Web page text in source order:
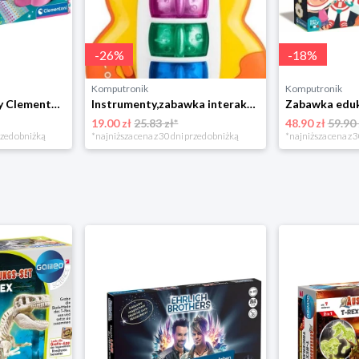
Zestaw artystyczny Clementoni Crazy chic Odjazdowe paznokcie 78771
obniżką
-26%
Komputronik
Instrumenty,zabawka interaktywna Chicco Baby Sense & Focus Żyrafa Gitara
19.00 zł25.83 zł*
*najniższa cena z 30 dni przed obniżką
-18%
Komputronik
48.90 zł59.90
*najniższa cena z